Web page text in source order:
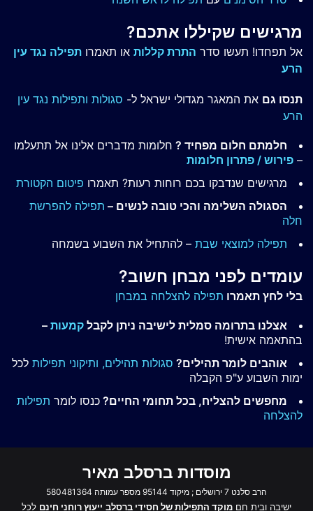
מרגישים שקיללו אתכם?
אל תפחדו! תעשו סדר התרת קללות או תאמרו תפילה נגד עין
הרע
תנסו גם את המאגר מגדולי ישראל ל- סגולות ותפילות נגד עין
הרע
חלמתם חלום מפחיד ? חלומות מדברים אלינו אל תתעלמו
– פירוש / פתרון חלומות
מרגישים שנדבקו בכם רוחות רעות? תאמרו פיטום הקטורת
הסגולה השלימה והכי טובה לנשים – תפילה להפרשת
חלה
תפילה למוצאי שבת – להתחיל את השבוע בשמחה
עומדים לפני מבחן חשוב?
בלי לחץ תאמרו תפילה להצלחה במבחן
אצלנו בתרומה סמלית לישיבה ניתן לקבל קמעות –
בהתאמה אישית!
אוהבים לומר תהילים? סגולות תהילים, ותיקוני תפילות לכל
ימות השבוע ע"פ הקבלה
מחפשים להצליח, בכל תחומי החיים? כנסו לומר תפילות
להצלחה
מוסדות ברסלב מאיר
הרב סלנט 7 ירושלים ; מיקוד 95144 מספר עמותה 580481364
ישיבה ובית חם מוקד התפילות של חסידי ברסלב ייעוץ רוחני חינם לכל